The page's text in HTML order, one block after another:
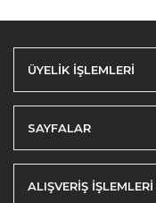
ÜYELİK İŞLEMLERİ
SAYFALAR
ALIŞVERİŞ İŞLEMLERİ